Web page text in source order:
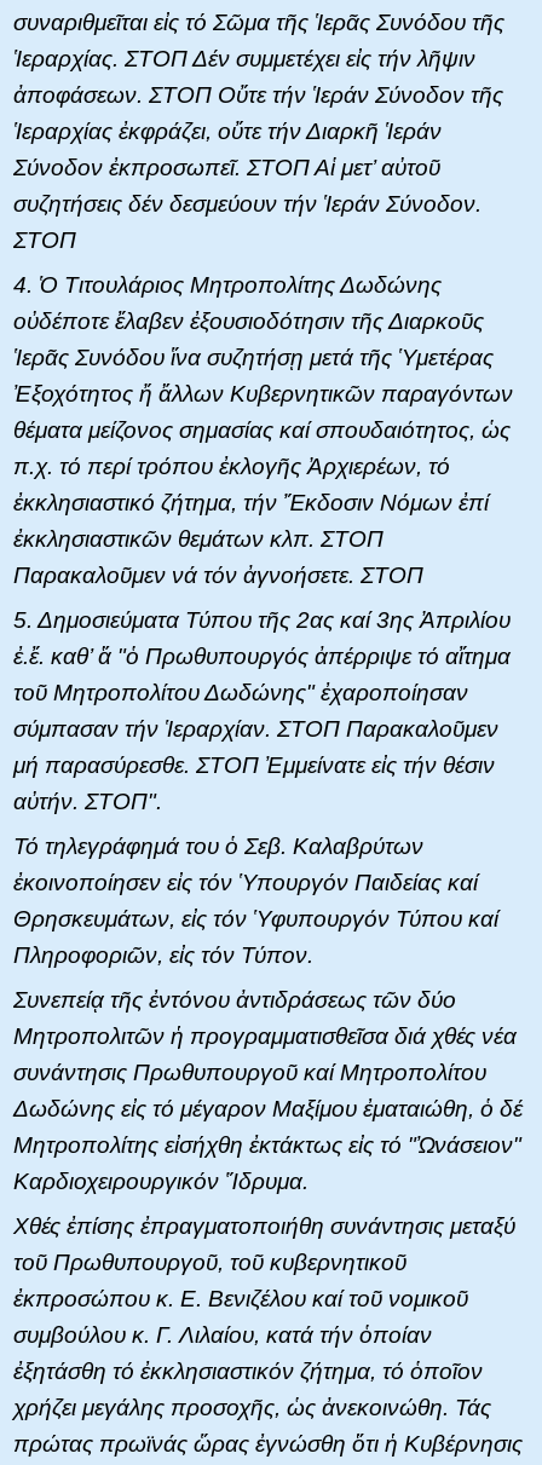
συναριθμεῖται εἰς τό Σῶμα τῆς Ἱερᾶς Συνόδου τῆς
Ἱεραρχίας. ΣΤΟΠ Δέν συμμετέχει εἰς τήν λῆψιν
ἀποφάσεων. ΣΤΟΠ Οὔτε τήν Ἱεράν Σύνοδον τῆς
Ἱεραρχίας ἐκφράζει, οὔτε τήν Διαρκῆ Ἱεράν
Σύνοδον ἐκπροσωπεῖ. ΣΤΟΠ Αἱ μετ’ αὐτοῦ
συζητήσεις δέν δεσμεύουν τήν Ἱεράν Σύνοδον.
ΣΤΟΠ
4. Ὁ Τιτουλάριος Μητροπολίτης Δωδώνης
οὐδέποτε ἔλαβεν ἐξουσιοδότησιν τῆς Διαρκοῦς
Ἱερᾶς Συνόδου ἵνα συζητήσῃ μετά τῆς Ὑμετέρας
Ἐξοχότητος ἤ ἄλλων Κυβερνητικῶν παραγόντων
θέματα μείζονος σημασίας καί σπουδαιότητος, ὡς
π.χ. τό περί τρόπου ἐκλογῆς Ἀρχιερέων, τό
ἐκκλησιαστικό ζήτημα, τήν Ἔκδοσιν Νόμων ἐπί
ἐκκλησιαστικῶν θεμάτων κλπ. ΣΤΟΠ
Παρακαλοῦμεν νά τόν ἀγνοήσετε. ΣΤΟΠ
5. Δημοσιεύματα Τύπου τῆς 2ας καί 3ης Ἀπριλίου
ἐ.ἔ. καθ’ ἅ "ὁ Πρωθυπουργός ἀπέρριψε τό αἴτημα
τοῦ Μητροπολίτου Δωδώνης" ἐχαροποίησαν
σύμπασαν τήν Ἱεραρχίαν. ΣΤΟΠ Παρακαλοῦμεν
μή παρασύρεσθε. ΣΤΟΠ Ἐμμείνατε εἰς τήν θέσιν
αὐτήν. ΣΤΟΠ".
Τό τηλεγράφημά του ὁ Σεβ. Καλαβρύτων
ἐκοινοποίησεν εἰς τόν Ὑπουργόν Παιδείας καί
Θρησκευμάτων, εἰς τόν Ὑφυπουργόν Τύπου καί
Πληροφοριῶν, εἰς τόν Τύπον.
Συνεπείᾳ τῆς ἐντόνου ἀντιδράσεως τῶν δύο
Μητροπολιτῶν ἡ προγραμματισθεῖσα διά χθές νέα
συνάντησις Πρωθυπουργοῦ καί Μητροπολίτου
Δωδώνης εἰς τό μέγαρον Μαξίμου ἐματαιώθη, ὁ δέ
Μητροπολίτης εἰσήχθη ἐκτάκτως εἰς τό "Ὠνάσειον"
Καρδιοχειρουργικόν Ἵδρυμα.
Χθές ἐπίσης ἐπραγματοποιήθη συνάντησις μεταξύ
τοῦ Πρωθυπουργοῦ, τοῦ κυβερνητικοῦ
ἐκπροσώπου κ. Ε. Βενιζέλου καί τοῦ νομικοῦ
συμβούλου κ. Γ. Λιλαίου, κατά τήν ὁποίαν
ἐξητάσθη τό ἐκκλησιαστικόν ζήτημα, τό ὁποῖον
χρήζει μεγάλης προσοχῆς, ὡς ἀνεκοινώθη. Τάς
πρώτας πρωϊνάς ὥρας ἐγνώσθη ὅτι ἡ Κυβέρνησις